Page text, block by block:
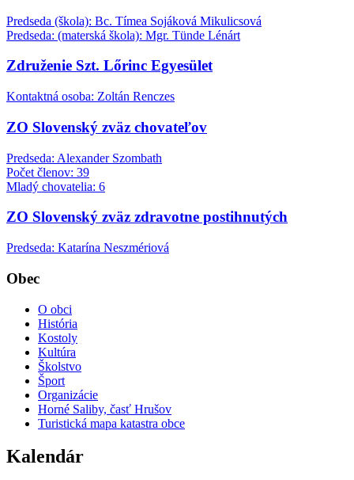
Predseda (škola): Bc. Tímea Sojáková Mikulicsová
Predseda: (materská škola): Mgr. Tünde Lénárt
Združenie Szt. Lőrinc Egyesület
Kontaktná osoba: Zoltán Renczes
ZO Slovenský zväz chovateľov
Predseda: Alexander Szombath
Počet členov: 39
Mladý chovatelia: 6
ZO Slovenský zväz zdravotne postihnutých
Predseda: Katarína Neszmériová
Obec
O obci
História
Kostoly
Kultúra
Školstvo
Šport
Organizácie
Horné Saliby, časť Hrušov
Turistická mapa katastra obce
Kalendár